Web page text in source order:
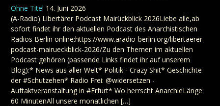
Ohne Titel 14. Juni 2026
(A-Radio) Libertärer Podcast Mairückblick 2026Liebe alle,ab
sofort findet ihr den aktuellen Podcast des Anarchistischen
Radios Berlin online:https://www.aradio-berlin.org/libertaerer-
podcast-mairueckblick-2026/Zu den Themen im aktuellen
Podcast gehören (passende Links findet ihr auf unserem
Blog):* News aus aller Welt* Politik - Crazy Shit* Geschichte
der #Schutzehen* Radio Frei: @widersetzen -
Auftaktveranstaltung in #Erfurt* Wo herrscht AnarchieLänge:
60 MinutenAll unsere monatlichen […]